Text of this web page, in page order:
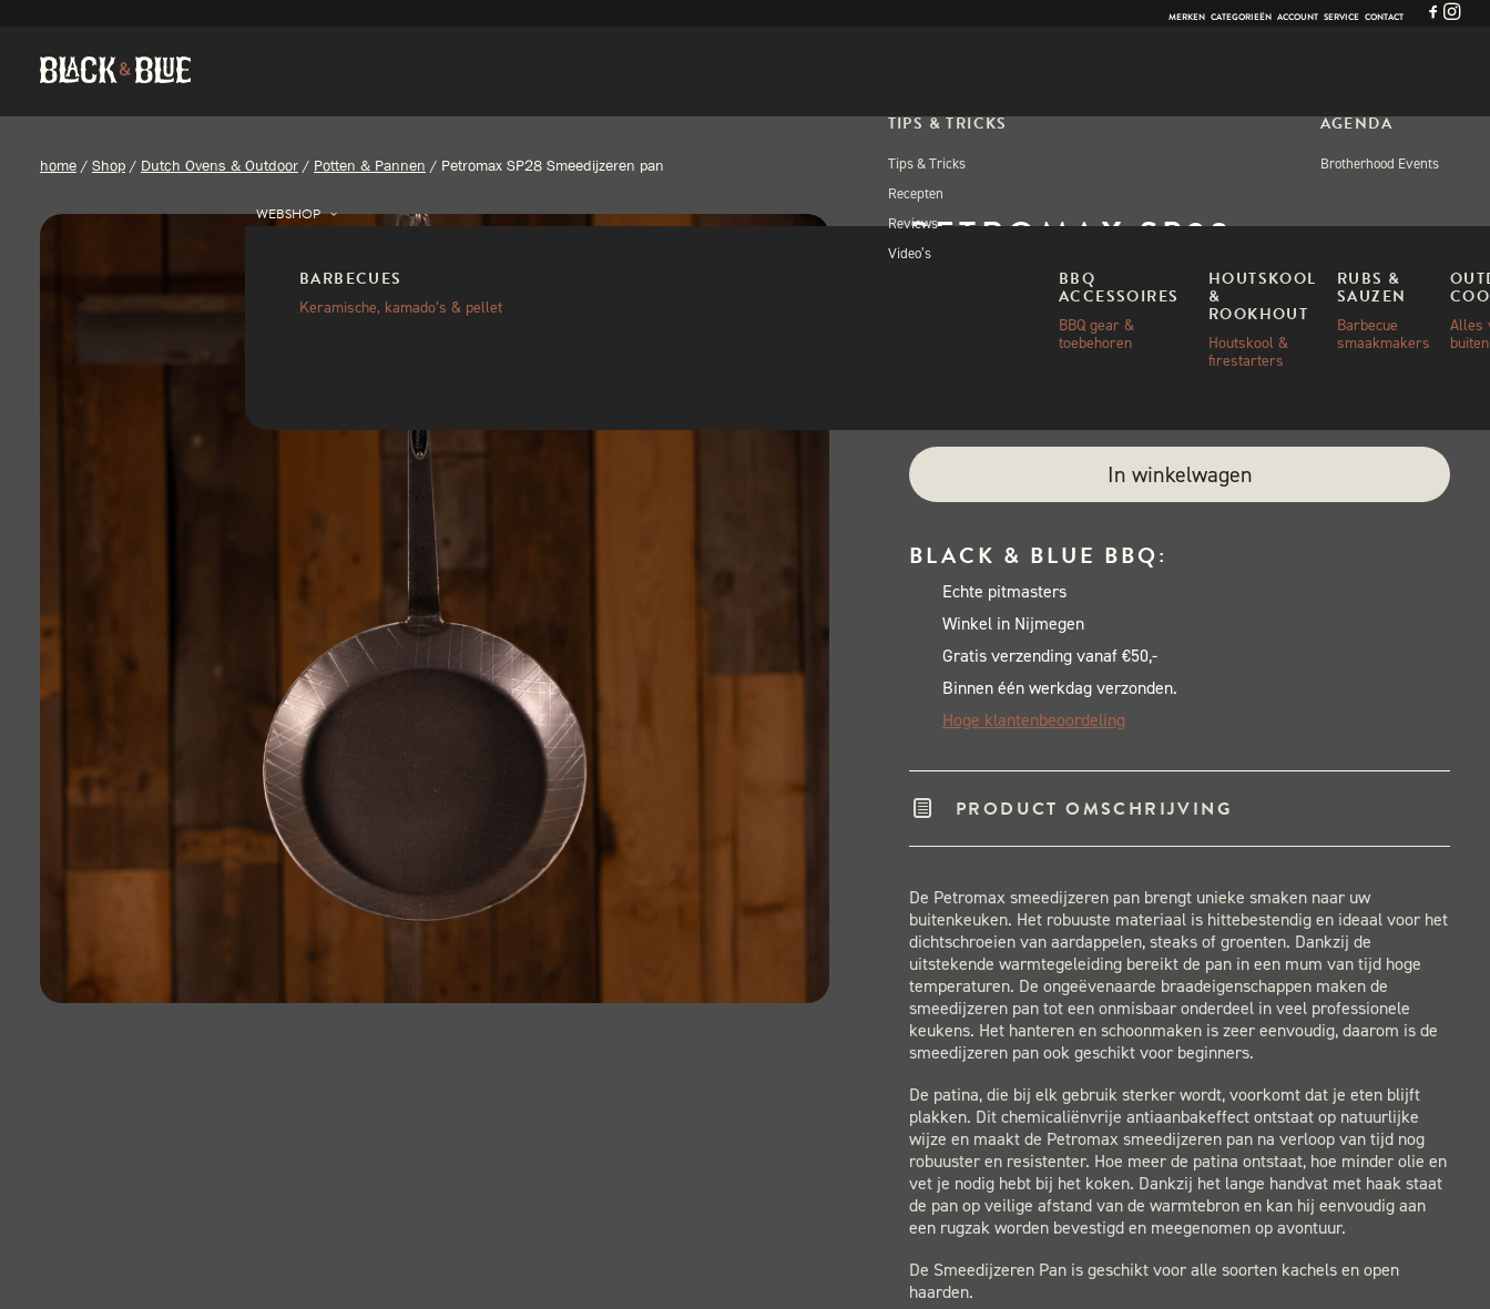
MERKEN CATEGORIEËN ACCOUNT SERVICE CONTACT
WEBSHOP
BARBECUES
Keramische, kamado’s & pellet
BBQ
ACCESSOIRES
BBQ gear &
toebehoren
HOUTSKOOL
&
ROOKHOUT
Houtskool &
firestarters
RUBS &
SAUZEN
Barbecue
smaakmakers
Alles
TIPS & TRICKS
Tips & Tricks
Recepten
Reviews
Video’s
AGENDA
Brotherhood Events
home / Shop / Dutch Ovens & Outdoor / Potten & Pannen / Petromax SP28 Smeedijzeren pan
PETROMAX SP28
SMEEDIJZEREN PAN
In winkelwagen
Alternative:
BLACK & BLUE BBQ:
Echte pitmasters
Winkel in Nijmegen
Gratis verzending vanaf €50,-
Binnen één werkdag verzonden.
Hoge klantenbeoordeling
PRODUCT OMSCHRIJVING
De Petromax smeedijzeren pan brengt unieke smaken naar uw
buitenkeuken. Het robuuste materiaal is hittebestendig en ideaal voor het
dichtschroeien van aardappelen, steaks of groenten. Dankzij de
uitstekende warmtegeleiding bereikt de pan in een mum van tijd hoge
temperaturen. De ongeëvenaarde braadeigenschappen maken de
smeedijzeren pan tot een onmisbaar onderdeel in veel professionele
keukens. Het hanteren en schoonmaken is zeer eenvoudig, daarom is de
smeedijzeren pan ook geschikt voor beginners.
De patina, die bij elk gebruik sterker wordt, voorkomt dat je eten blijft
plakken. Dit chemicaliënvrije antiaanbakeffect ontstaat op natuurlijke
wijze en maakt de Petromax smeedijzeren pan na verloop van tijd nog
robuuster en resistenter. Hoe meer de patina ontstaat, hoe minder olie en
vet je nodig hebt bij het koken. Dankzij het lange handvat met haak staat
de pan op veilige afstand van de warmtebron en kan hij eenvoudig aan
een rugzak worden bevestigd en meegenomen op avontuur.
De Smeedijzeren Pan is geschikt voor alle soorten kachels en open
haarden.